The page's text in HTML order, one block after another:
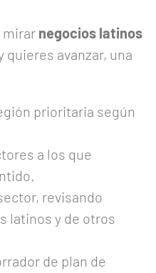
mirar negocios latinos
quieres avanzar, una
prioritaria según
a los que
revisando
latinos y de otros
de plan de